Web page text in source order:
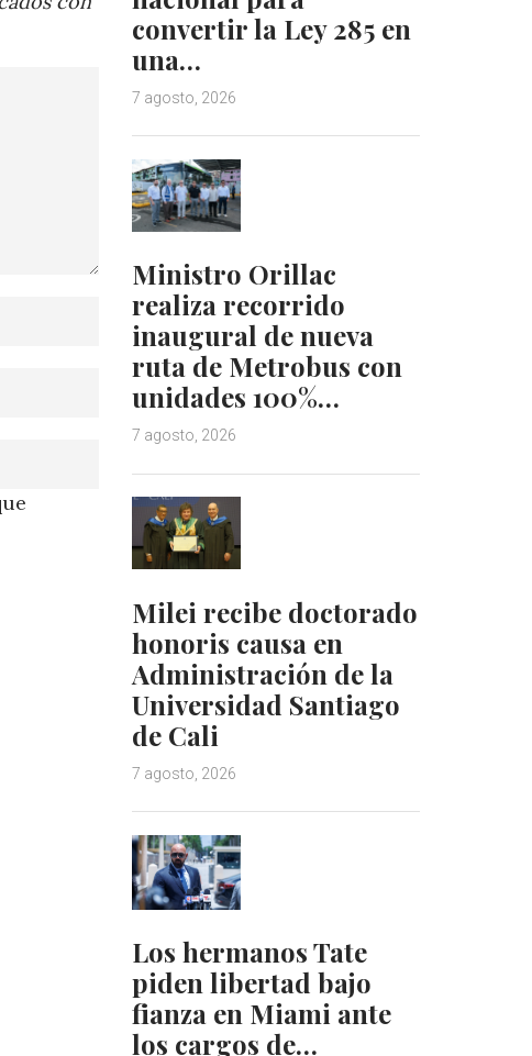
convertir la Ley 285 en
una…
7 agosto, 2026
Ministro Orillac
realiza recorrido
inaugural de nueva
ruta de Metrobus con
unidades 100%…
7 agosto, 2026
Milei recibe doctorado
honoris causa en
Administración de la
Universidad Santiago
de Cali
7 agosto, 2026
Los hermanos Tate
piden libertad bajo
fianza en Miami ante
los cargos de…